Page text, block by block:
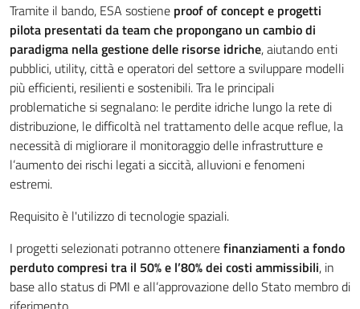
Tramite il bando, ESA sostiene proof of concept e progetti
pilota presentati da team che propongano un cambio di
paradigma nella gestione delle risorse idriche, aiutando enti
pubblici, utility, città e operatori del settore a sviluppare modelli
più efficienti, resilienti e sostenibili. Tra le principali
problematiche si segnalano: le perdite idriche lungo la rete di
distribuzione, le difficoltà nel trattamento delle acque reflue, la
necessità di migliorare il monitoraggio delle infrastrutture e
l’aumento dei rischi legati a siccità, alluvioni e fenomeni
estremi.
Requisito è l'utilizzo di tecnologie spaziali.
I progetti selezionati potranno ottenerefinanziamenti a fondo
perduto compresi tra il 50% e l’80% dei costi ammissibili, in
base allo status di PMI e all’approvazione dello Stato membro di